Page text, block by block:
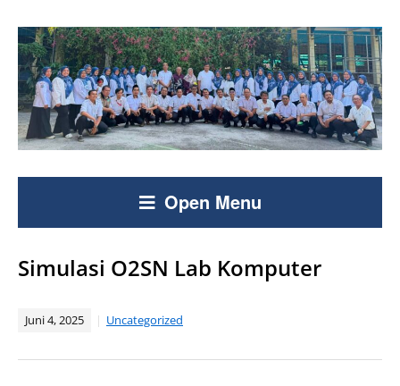
Open Menu
Simulasi O2SN Lab Komputer
Juni 4, 2025 Uncategorized